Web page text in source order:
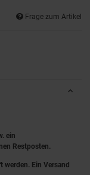
Frage zum Artikel
ein
Restposten.
werden. Ein Versand